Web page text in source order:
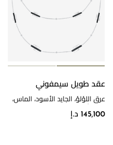
عقد طويل سيمفوني
عرق اللؤلؤ، الجايد الأسود، الماس،
145,100 د.إ